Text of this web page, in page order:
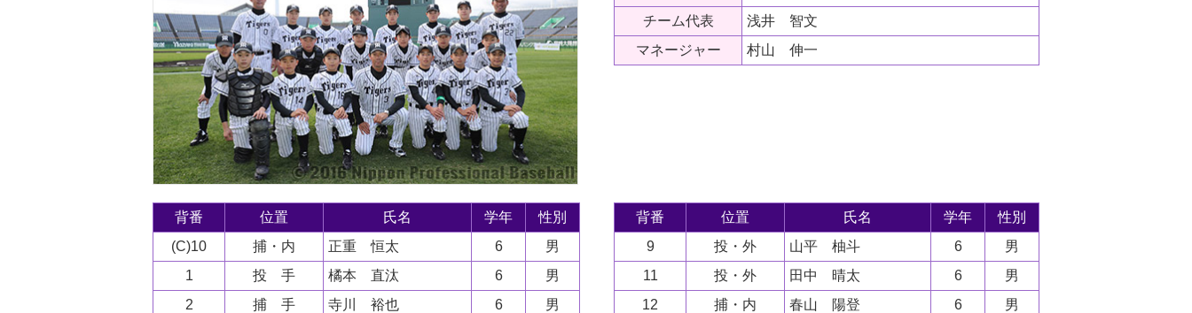
チーム代表
浅井 智文
マネージャー
村山 伸一
背番 位置 氏名 学年
性別
(C)10
捕・内 正重 恒太 6
男
1
投 手 橘本 直汰 6
男
2
捕 手 寺川 裕也 6
男
背番 位置 氏名 学年
性別
9
投・外 山平 柚斗 6
男
11
投・外 田中 晴太 6
男
12
捕・内 春山 陽登 6
男